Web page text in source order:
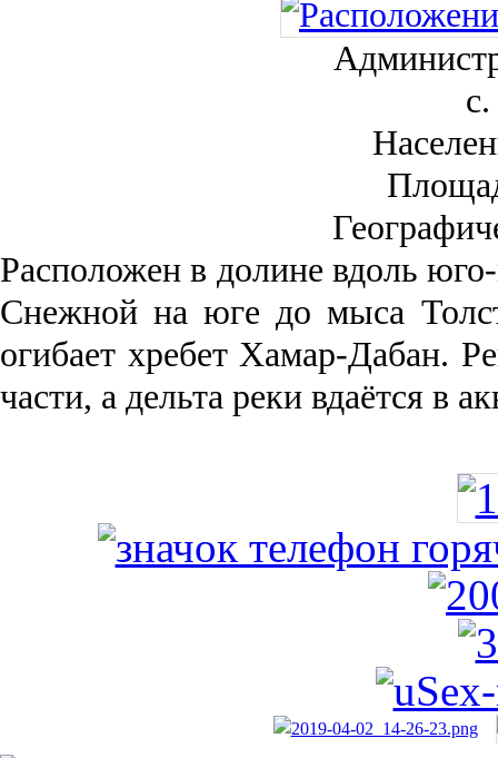
Рас­положен в долине вдоль
Снежной на юге до мыса
огибает хребет Хамар-Дабан.
части, а дельта реки вда­ётся в